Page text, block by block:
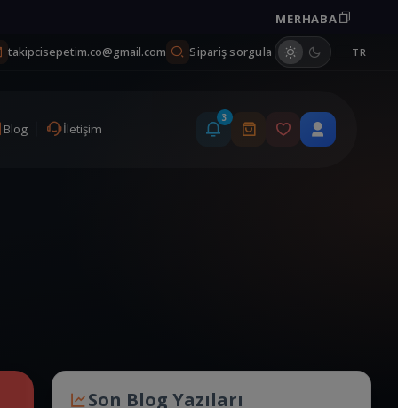
MERHABA
Kuponu kopyala
takipcisepetim.co@gmail.com Sipariş sorgula TR
Blog İletişim
3
Son Blog Yazıları